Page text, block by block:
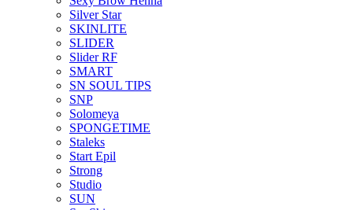
Silver Star
SKINLITE
SLIDER
Slider RF
SMART
SN SOUL TIPS
SNP
Solomeya
SPONGETIME
Staleks
Start Epil
Strong
Studio
SUN